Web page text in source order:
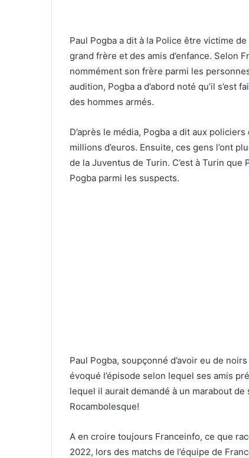
Paul Pogba a dit à la Police être victime
grand frère et des amis d’enfance. Selon
nommément son frère parmi les
audition, Pogba a d’abord noté qu’il s’est
des hommes armés.
D’après le média, Pogba a dit aux
millions d’euros. Ensuite, ces gens l’ont
de la Juventus de Turin. C’est à Turin
Pogba parmi les suspects.
Paul Pogba, soupçonné d’avoir eu de
évoqué l’épisode selon lequel ses amis
lequel il aurait demandé à un marabout
Rocambolesque!
A en croire toujours Franceinfo, ce que
2022, lors des matchs de l’équipe de